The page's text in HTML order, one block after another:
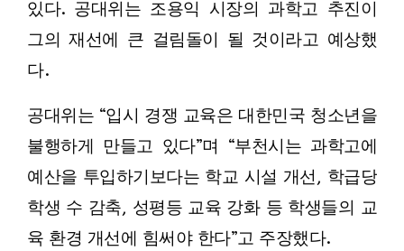
있다. 공대위는 조용익 시장의 과학고 추진이
그의 재선에 큰 걸림돌이 될 것이라고 예상했
다.
공대위는 “입시 경쟁 교육은 대한민국 청소년을
불행하게 만들고 있다”며 “부천시는 과학고에
예산을 투입하기보다는 학교 시설 개선, 학급당
학생 수 감축, 성평등 교육 강화 등 학생들의 교
육 환경 개선에 힘써야 한다”고 주장했다.